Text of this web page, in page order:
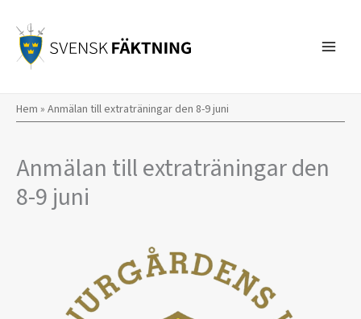
innehåll
Hem » Anmälan till extraträningar den 8-9 juni
Anmälan till extraträningar den
8-9 juni